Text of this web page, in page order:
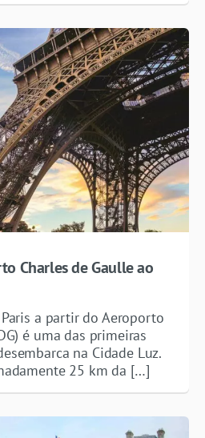
Charles de Gaulle ao
a partir do Aeroporto
é uma das primeiras
na Cidade Luz.
25 km da […]